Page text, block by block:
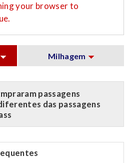
your browser to
Milhagem
passagens
das passagens